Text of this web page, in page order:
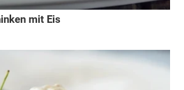
mit Eis